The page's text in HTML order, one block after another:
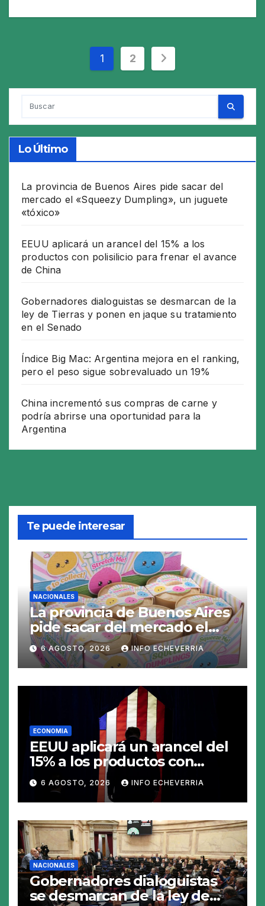
Paginación
de
1 2
Lo Último
La provincia de Buenos Aires pide sacar del
mercado el «Squeezy Dumpling», un juguete
«tóxico»
EEUU aplicará un arancel del 15% a los
productos con polisilicio para frenar el avance
de China
Gobernadores dialoguistas se desmarcan de la
ley de Tierras y ponen en jaque su tratamiento
en el Senado
Índice Big Mac: Argentina mejora en el ranking,
pero el peso sigue sobrevaluado un 19%
China incrementó sus compras de carne y
podría abrirse una oportunidad para la
Argentina
Te puede interesar
NACIONALES
La provincia de Buenos Aires
pide sacar del mercado el
«Squeezy Dumpling», un
juguete «tóxico»
6 AGOSTO, 2026 INFO ECHEVERRIA
ECONOMIA
EEUU aplicará un arancel del
15% a los productos con
polisilicio para frenar el
avance de China
6 AGOSTO, 2026 INFO ECHEVERRIA
NACIONALES
Gobernadores dialoguistas
se desmarcan de la ley de